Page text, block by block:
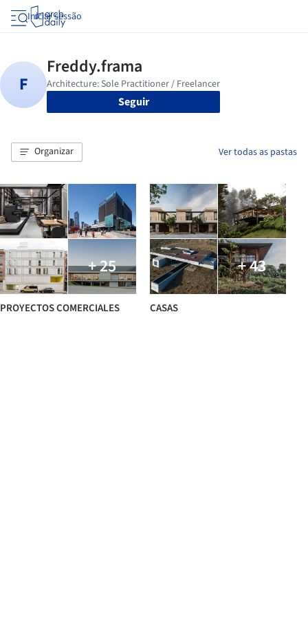
Iniciar sessão
Seguir
Organizar Ver todas as pastas
+ 25
PROYECTOS COMERCIALES
+ 43
CASAS